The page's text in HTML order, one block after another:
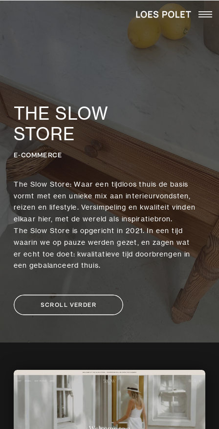
SCROLL VERDER
The Slow Store: Waar een tijdloos thuis de basis
vormt met een unieke mix aan interieurvondsten,
reizen en lifestyle. Versimpeling en kwaliteit vinden
elkaar hier, met de wereld als inspiratiebron.
The Slow Store is opgericht in 2021. In een tijd
waarin we op pauze werden gezet, en zagen wat
er echt toe doet: kwalitatieve tijd doorbrengen in
een gebalanceerd thuis.
E-COMMERCE
THE SLOW
STORE